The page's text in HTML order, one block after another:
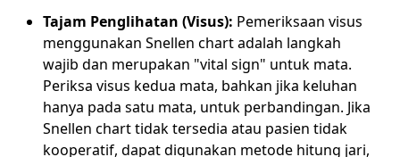
Tajam Penglihatan (Visus): Pemeriksaan visus
menggunakan Snellen chart adalah langkah
wajib dan merupakan "vital sign" untuk mata.
Periksa visus kedua mata, bahkan jika keluhan
hanya pada satu mata, untuk perbandingan. Jika
Snellen chart tidak tersedia atau pasien tidak
kooperatif, dapat digunakan metode hitung jari,